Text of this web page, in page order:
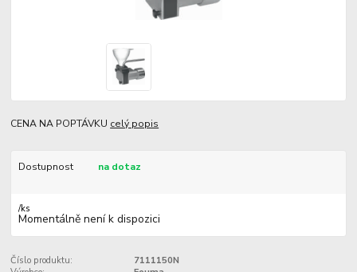
CENA NA POPTÁVKU celý popis
Dostupnost na dotaz
/ks
Momentálně není k dispozici
Číslo produktu:
7111150N